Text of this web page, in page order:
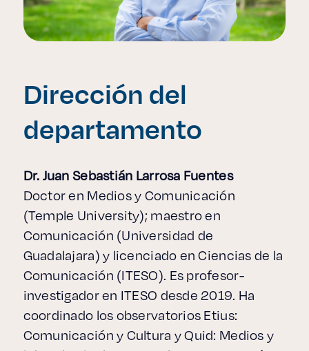
Dirección del
departamento
Dr. Juan Sebastián Larrosa Fuentes
Doctor en Medios y Comunicación
(Temple University); maestro en
Comunicación (Universidad de
Guadalajara) y licenciado en Ciencias de la
Comunicación (ITESO). Es profesor-
investigador en ITESO desde 2019. Ha
coordinado los observatorios Etius:
Comunicación y Cultura y Quid: Medios y